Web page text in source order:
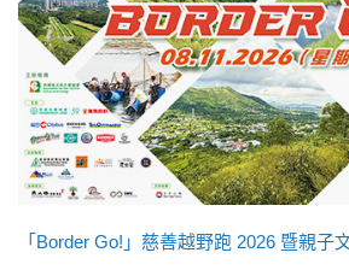
「Border Go!」慈善越野跑 2026 暨親子